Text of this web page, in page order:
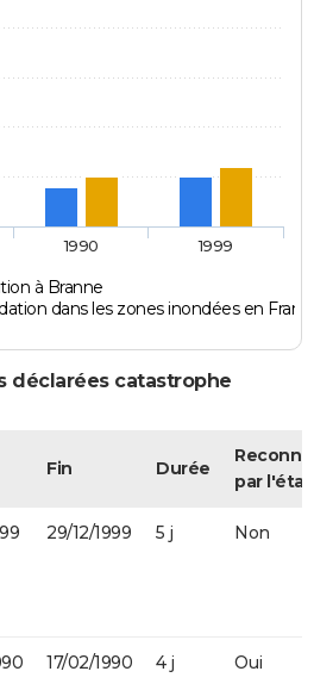
à Branne
dans les zones inondées en
1990 1999
déclarées catastrophe
Fin Durée
par l'état
29/12/1999 5 j Non
17/02/1990 4 j Oui